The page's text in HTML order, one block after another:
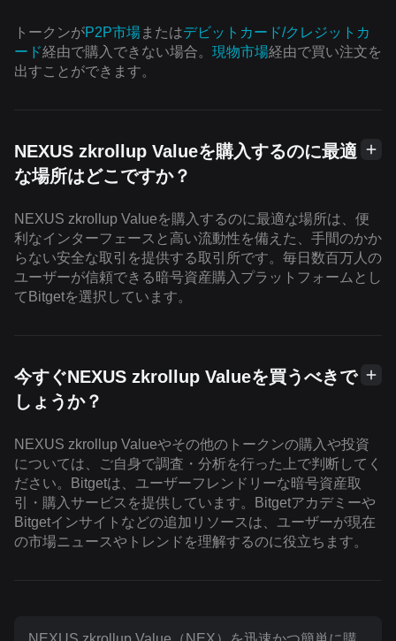
トークンがP2P市場またはデビットカード/クレジットカ
ード経由で購入できない場合。 現物市場経由で買い注文を
出すことができます。
NEXUS zkrollup Valueを購入するのに最適
な場所はどこですか？
NEXUS zkrollup Valueを購入するのに最適な場所は、便
利なインターフェースと高い流動性を備えた、手間のかか
らない安全な取引を提供する取引所です。毎日数百万人の
ユーザーが信頼できる暗号資産購入プラットフォームとし
てBitgetを選択しています。
今すぐNEXUS zkrollup Valueを買うべきで
しょうか？
NEXUS zkrollup Valueやその他のトークンの購入や投資
については、ご自身で調査・分析を行った上で判断してく
ださい。Bitgetは、ユーザーフレンドリーな暗号資産取
引・購入サービスを提供しています。Bitgetアカデミーや
Bitgetインサイトなどの追加リソースは、ユーザーが現在
の市場ニュースやトレンドを理解するのに役立ちます。